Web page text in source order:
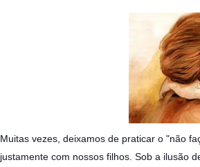
Muitas vezes, deixamos de praticar o "não
justamente com nossos filhos. Sob a ilusão